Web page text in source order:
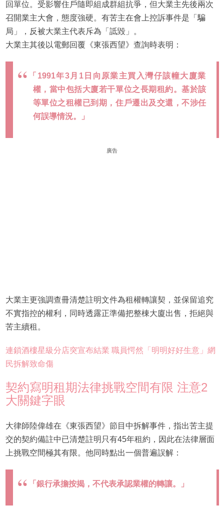
回單位。受影響住戶隨即組成群組抗爭，但大業主先後兩次
召開業主大會，態度強硬。有苦主在會上控訴事件是「騙
局」，反被大業主代表斥為「詆毀」。
大業主其後以電郵回覆《東張西望》查詢時表明：
「1991年3月1日向原業主買入灣仔該幢大廈業
權，當中包括大廈若干單位之長期租約。基於該
等單位之租權已到期，住戶遷出及交還，不涉任
何誤導情況。」
廣告
大業主更強調查冊清楚註明文件為租權轉讓契，並保留追究
不實指控的權利，同時透露正準備把整棟大廈出售，拒絕與
苦主續租。
連鎖酒樓星級分店突宣布結業 職員愕然「明明好好生意」網
民拆解致命傷
契約寫明租期法律挑戰空間有限 注意2
大關鍵字眼
大律師陸偉雄在《東張西望》節目中拆解事件，指出苦主提
交的契約備註中已清楚註明只有45年租約，因此在法律層面
上挑戰空間極其有限。他同時點出一個普遍誤解：
「銀行承擔按揭，不代表承認業權的轉讓。」